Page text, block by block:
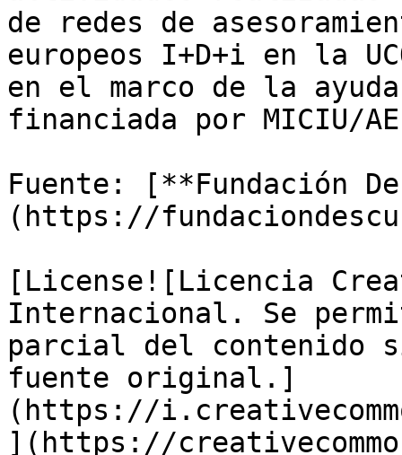
de redes de
europeos I+D+i en la
en el marco de la ayuda
financiada por MICIU/
Fuente: [**Fundación
(https://
[License![Licencia
Internacional. Se
parcial del contenido
fuente original.]
(https://
](https://